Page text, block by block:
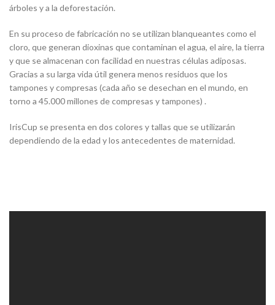
árboles y a la deforestación.
En su proceso de fabricación no se utilizan blanqueantes como el
cloro, que generan dioxinas que contaminan el agua, el aire, la tierra
y que se almacenan con facilidad en nuestras células adiposas.
Gracias a su larga vida útil genera menos residuos que los
tampones y compresas (cada año se desechan en el mundo, en
torno a 45.000 millones de compresas y tampones) .
IrisCup se presenta en dos colores y tallas que se utilizarán
dependiendo de la edad y los antecedentes de maternidad.